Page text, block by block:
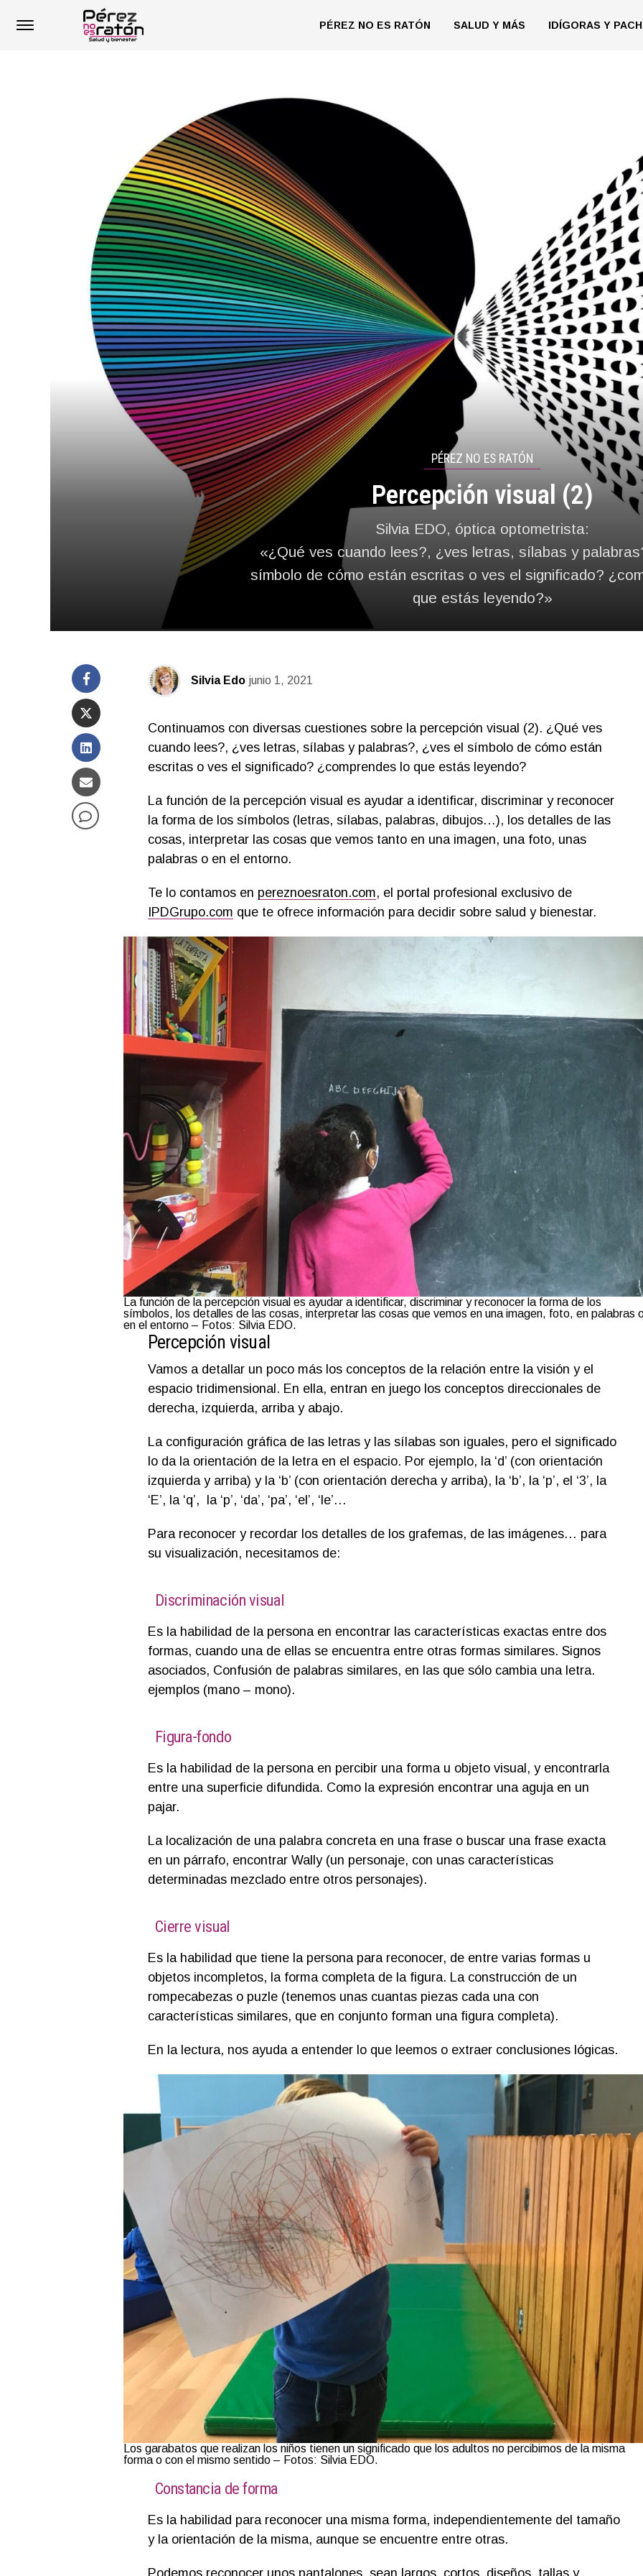
PÉREZ NO ES RATÓN SALUD Y MÁS IDÍGORAS Y
PÉREZ NO ES RATÓN
Percepción visual (2)
Silvia EDO, óptica optometrista:
«¿Qué ves cuando lees?, ¿ves letras, sílabas y
símbolo de cómo están escritas o ves el significado?
que estás leyendo?»
Silvia Edo junio 1, 2021
Continuamos con diversas cuestiones sobre la percepción visual (2). ¿Qué ves
cuando lees?, ¿ves letras, sílabas y palabras?, ¿ves el símbolo de cómo están
escritas o ves el significado? ¿comprendes lo que estás leyendo?
La función de la percepción visual es ayudar a identificar, discriminar y reconocer
la forma de los símbolos (letras, sílabas, palabras, dibujos…), los detalles de las
cosas, interpretar las cosas que vemos tanto en una imagen, una foto, unas
palabras o en el entorno.
Te lo contamos en pereznoesraton.com, el portal profesional exclusivo de
IPDGrupo.com que te ofrece información para decidir sobre salud y bienestar.
La función de la percepción visual es ayudar a identificar, discriminar y reconocer la forma de los
símbolos, los detalles de las cosas, interpretar las cosas que vemos en una imagen, foto, en palabras
en el entorno – Fotos: Silvia EDO.
Percepción visual
Vamos a detallar un poco más los conceptos de la relación entre la visión y el
espacio tridimensional. En ella, entran en juego los conceptos direccionales de
derecha, izquierda, arriba y abajo.
La configuración gráfica de las letras y las sílabas son iguales, pero el significado
lo da la orientación de la letra en el espacio. Por ejemplo, la ‘d’ (con orientación
izquierda y arriba) y la ‘b’ (con orientación derecha y arriba), la ‘b’, la ‘p’, el ‘3’, la
‘E’, la ‘q’, la ‘p’, ‘da’, ‘pa’, ‘el’, ‘le’…
Para reconocer y recordar los detalles de los grafemas, de las imágenes… para
su visualización, necesitamos de:
Discriminación visual
Es la habilidad de la persona en encontrar las características exactas entre dos
formas, cuando una de ellas se encuentra entre otras formas similares. Signos
asociados, Confusión de palabras similares, en las que sólo cambia una letra.
ejemplos (mano – mono).
Figura-fondo
Es la habilidad de la persona en percibir una forma u objeto visual, y encontrarla
entre una superficie difundida. Como la expresión encontrar una aguja en un
pajar.
La localización de una palabra concreta en una frase o buscar una frase exacta
en un párrafo, encontrar Wally (un personaje, con unas características
determinadas mezclado entre otros personajes).
Cierre visual
Es la habilidad que tiene la persona para reconocer, de entre varias formas u
objetos incompletos, la forma completa de la figura. La construcción de un
rompecabezas o puzle (tenemos unas cuantas piezas cada una con
características similares, que en conjunto forman una figura completa).
En la lectura, nos ayuda a entender lo que leemos o extraer conclusiones lógicas.
Los garabatos que realizan los niños tienen un significado que los adultos no percibimos de la misma
forma o con el mismo sentido – Fotos: Silvia EDO.
Constancia de forma
Es la habilidad para reconocer una misma forma, independientemente del tamaño
y la orientación de la misma, aunque se encuentre entre otras.